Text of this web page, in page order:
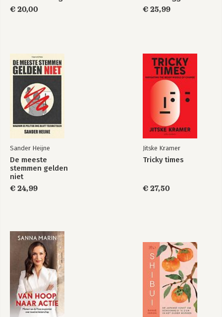
€ 20,00
€ 25,99
Sander Heijne
De meeste
stemmen gelden
niet
€ 24,99
Jitske Kramer
Tricky times
€ 27,50